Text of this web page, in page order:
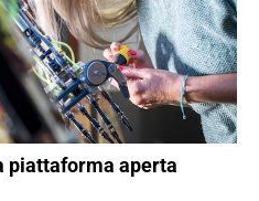
piattaforma aperta